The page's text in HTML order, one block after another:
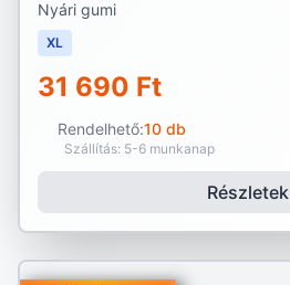
Nyári gumi
XL
31 690 Ft
Rendelhető:10 db
Szállítás: 5-6 munkanap
Részletek